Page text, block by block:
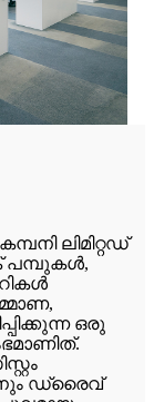
ലിമിറ്റഡ്
പമ്പുകൾ,
ഒരു
ഡ്രൈവ്